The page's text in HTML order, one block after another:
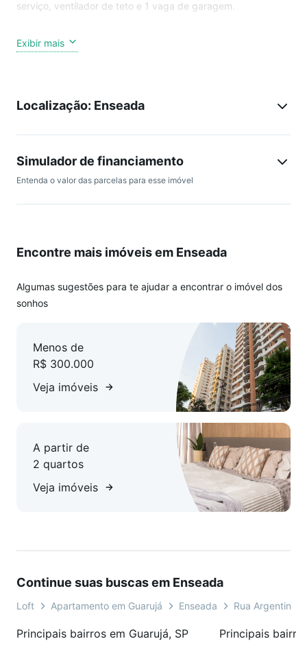
serviço, ventilador de teto e 1 vaga de garagem.
Prédio com: estacionamento, interfone, sala de jogos,
serviço de praia e zelador.
lanchonetes.
Exibir mais
Localização: Enseada
Simulador de financiamento
Entenda o valor das parcelas para esse imóvel
Encontre mais imóveis em Enseada
Algumas sugestões para te ajudar a encontrar o imóvel dos
sonhos
Menos de
R$ 300.000
Veja imóveis
A partir de
2 quartos
Veja imóveis
Continue suas buscas em Enseada
Loft Apartamento em Guarujá Enseada Rua Argentina
Principais bairros em Guarujá, SP Principais